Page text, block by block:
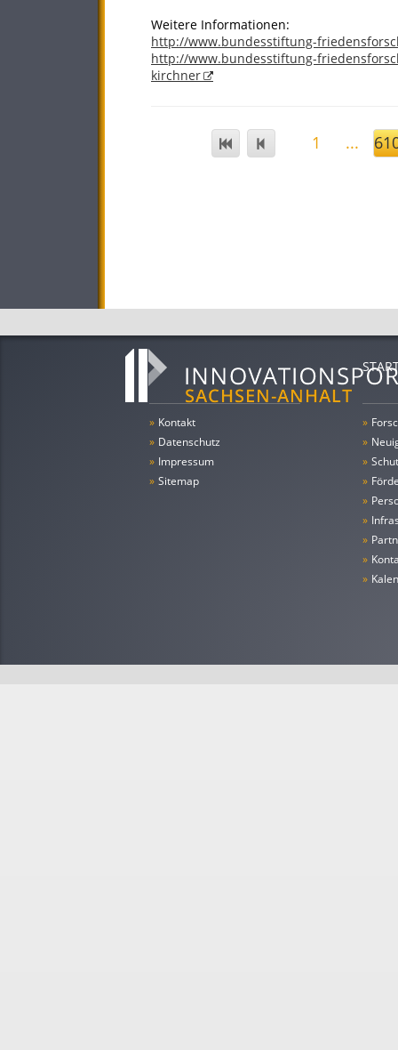
Weitere Informationen:
http://www.bundesstiftung-
http://www.bundesstiftung-
kirchner
1 ...
» Kontakt
» Datenschutz
» Impressum
» Sitemap
»
»
»
»
»
»
»
»
»